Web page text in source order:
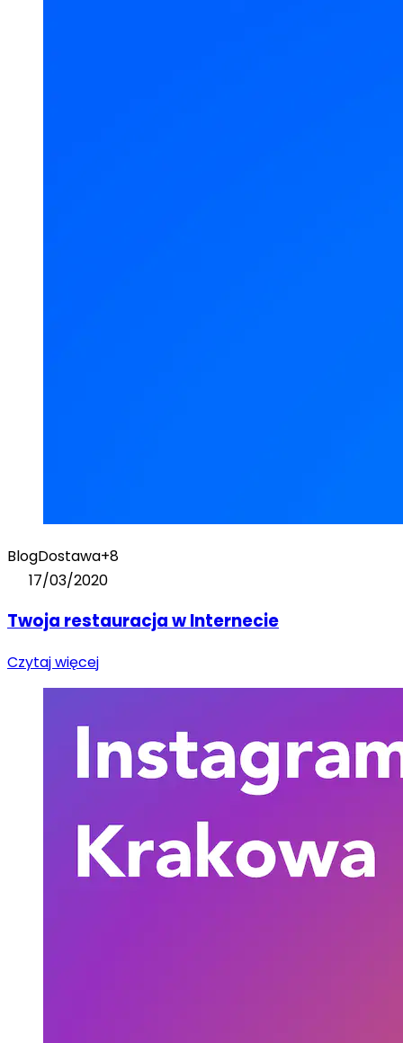
BlogDostawa+8
17/03/2020
Twoja restauracja w Internecie
Czytaj więcej